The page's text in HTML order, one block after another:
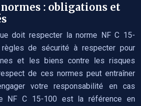
: obligations et
doit respecter la norme NF C 15-
de sécurité à respecter pour
et les biens contre les risques
de ces normes peut entraîner
votre responsabilité en cas
NF C 15-100 est la référence en